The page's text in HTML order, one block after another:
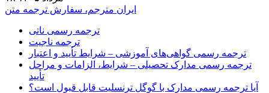
ایران مترجم، سفارش ترجمه متن
ترجمه رسمی ناتی
ترجمه ناجیت
ترجمه رسمی گواهی‌های آموزشی – شرایط تأیید و اعتبار
ترجمه رسمی مدارک تحصیلی – شرایط، الزامات و مراحل
تأیید
آیا ترجمه رسمی مدارک با گوگل ترنسلیت قابل قبول است؟